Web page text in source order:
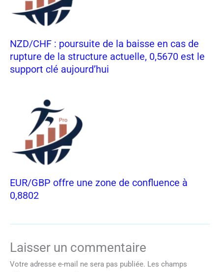
NZD/CHF : poursuite de la baisse en cas de
rupture de la structure actuelle, 0,5670 est le
support clé aujourd’hui
EUR/GBP offre une zone de confluence à
0,8802
Laisser un commentaire
Votre adresse e-mail ne sera pas publiée. Les champs